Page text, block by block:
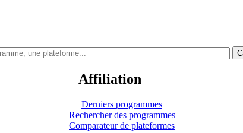
Affiliation
Derniers programmes
Rechercher des programmes
Comparateur de plateformes